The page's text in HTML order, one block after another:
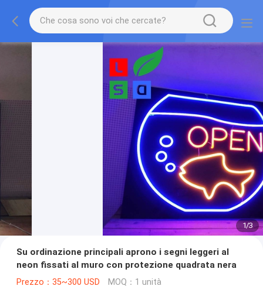
1/3
Su ordinazione principali aprono i segni leggeri al
neon fissati al muro con protezione quadrata nera
Prezzo：35~300 USD MOQ：1 unità